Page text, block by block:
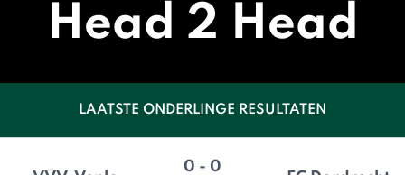
Head 2 Head
LAATSTE ONDERLINGE RESULTATEN
0 - 0